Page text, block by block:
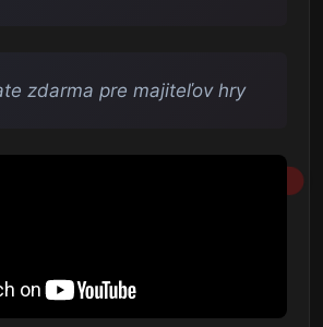
zdarma pre majiteľov hry